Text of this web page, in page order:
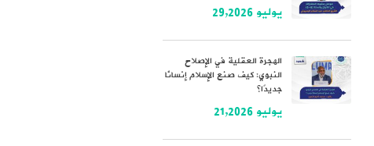
يوليو 29,2026
الهجرة العقلية في الإصلاح
النبوي: كيف صنع الإسلام إنسانًا
جديدًا؟
يوليو 21,2026